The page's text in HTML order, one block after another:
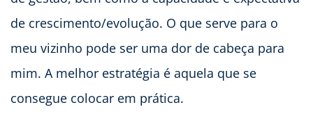
de crescimento/evolução. O que serve para o
meu vizinho pode ser uma dor de cabeça para
mim. A melhor estratégia é aquela que se
consegue colocar em prática.